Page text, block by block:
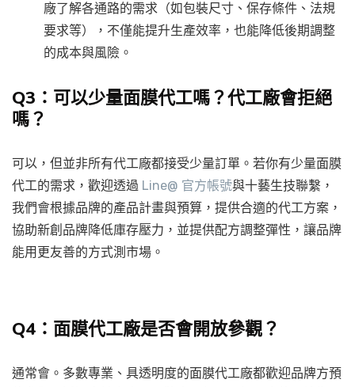
廠了解各通路的需求（如包裝尺寸、保存條件、法規
要求等），不僅能提升生產效率，也能降低後期調整
的成本與風險。
Q3：可以少量面膜代工嗎？代工廠會拒絕
嗎？
可以，但並非所有代工廠都接受少量訂單。若你有少量面膜
代工的需求，歡迎透過 Line@ 官方帳號與十藝生技聯繫，
我們會根據品牌的產品計畫與預算，提供合適的代工方案，
協助新創品牌降低庫存壓力，並提供配方調整彈性，讓品牌
能用更友善的方式測市場。
Q4：面膜代工廠是否會開放參觀？
通常會。多數專業、具透明度的面膜代工廠都歡迎品牌方預